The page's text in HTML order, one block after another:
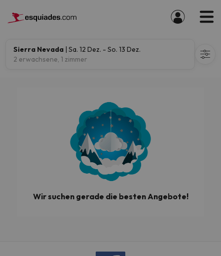
Sierra Nevada | Sa. 12 Dez. - So. 13 Dez.
2 erwachsene, 1 zimmer
Wir suchen gerade die besten Angebote!